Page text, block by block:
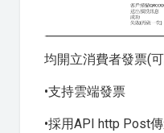
均開立消費者發票(
•支持雲端發票
•採用API http Post